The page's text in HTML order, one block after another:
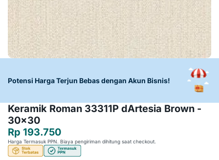
Potensi Harga Terjun Bebas dengan Akun Bisnis!
Keramik Roman 33311P dArtesia Brown -
30x30
Rp 193.750
Harga Termasuk PPN. Biaya pengiriman dihitung saat checkout.